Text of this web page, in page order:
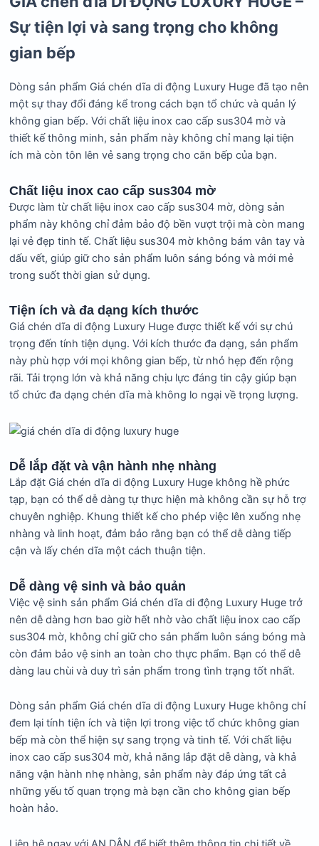
Sự tiện lợi và sang trọng cho không
gian bếp
Dòng sản phẩm Giá chén dĩa di động Luxury Huge đã tạo nên
một sự thay đổi đáng kể trong cách bạn tổ chức và quản lý
không gian bếp. Với chất liệu inox cao cấp sus304 mờ và
thiết kế thông minh, sản phẩm này không chỉ mang lại tiện
ích mà còn tôn lên vẻ sang trọng cho căn bếp của bạn.
Chất liệu inox cao cấp sus304 mờ
Được làm từ chất liệu inox cao cấp sus304 mờ, dòng sản
phẩm này không chỉ đảm bảo độ bền vượt trội mà còn mang
lại vẻ đẹp tinh tế. Chất liệu sus304 mờ không bám vân tay và
dấu vết, giúp giữ cho sản phẩm luôn sáng bóng và mới mẻ
trong suốt thời gian sử dụng.
Tiện ích và đa dạng kích thước
Giá chén dĩa di động Luxury Huge được thiết kế với sự chú
trọng đến tính tiện dụng. Với kích thước đa dạng, sản phẩm
này phù hợp với mọi không gian bếp, từ nhỏ hẹp đến rộng
rãi. Tải trọng lớn và khả năng chịu lực đáng tin cậy giúp bạn
tổ chức đa dạng chén dĩa mà không lo ngại về trọng lượng.
Dễ lắp đặt và vận hành nhẹ nhàng
Lắp đặt Giá chén dĩa di động Luxury Huge không hề phức
tạp, bạn có thể dễ dàng tự thực hiện mà không cần sự hỗ trợ
chuyên nghiệp. Khung thiết kế cho phép việc lên xuống nhẹ
nhàng và linh hoạt, đảm bảo rằng bạn có thể dễ dàng tiếp
cận và lấy chén dĩa một cách thuận tiện.
Dễ dàng vệ sinh và bảo quản
Việc vệ sinh sản phẩm Giá chén dĩa di động Luxury Huge trở
nên dễ dàng hơn bao giờ hết nhờ vào chất liệu inox cao cấp
sus304 mờ, không chỉ giữ cho sản phẩm luôn sáng bóng mà
còn đảm bảo vệ sinh an toàn cho thực phẩm. Bạn có thể dễ
dàng lau chùi và duy trì sản phẩm trong tình trạng tốt nhất.
Dòng sản phẩm Giá chén dĩa di động Luxury Huge không chỉ
đem lại tính tiện ích và tiện lợi trong việc tổ chức không gian
bếp mà còn thể hiện sự sang trọng và tinh tế. Với chất liệu
inox cao cấp sus304 mờ, khả năng lắp đặt dễ dàng, và khả
năng vận hành nhẹ nhàng, sản phẩm này đáp ứng tất cả
những yếu tố quan trọng mà bạn cần cho không gian bếp
hoàn hảo.